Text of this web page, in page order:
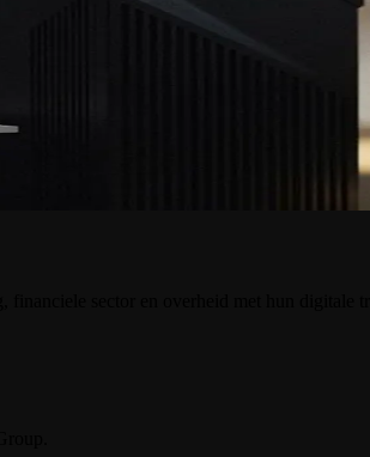
de vorige versie en ondersteunt nu
woonzorgcentra kunnen patiëntdossiers
functies. Daarnaast is automatische
zelf, zonder externe
op met uw iGuana iDM-accountmanager of